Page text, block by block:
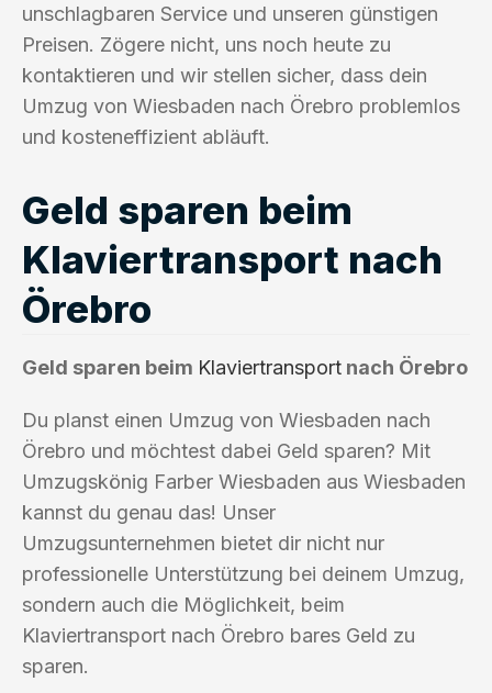
unschlagbaren Service und unseren günstigen
Preisen. Zögere nicht, uns noch heute zu
kontaktieren und wir stellen sicher, dass dein
Umzug von Wiesbaden nach Örebro problemlos
und kosteneffizient abläuft.
Geld sparen beim
Klaviertransport nach
Örebro
Geld sparen beim Klaviertransport nach Örebro
Du planst einen Umzug von Wiesbaden nach
Örebro und möchtest dabei Geld sparen? Mit
Umzugskönig Farber Wiesbaden aus Wiesbaden
kannst du genau das! Unser
Umzugsunternehmen bietet dir nicht nur
professionelle Unterstützung bei deinem Umzug,
sondern auch die Möglichkeit, beim
Klaviertransport nach Örebro bares Geld zu
sparen.